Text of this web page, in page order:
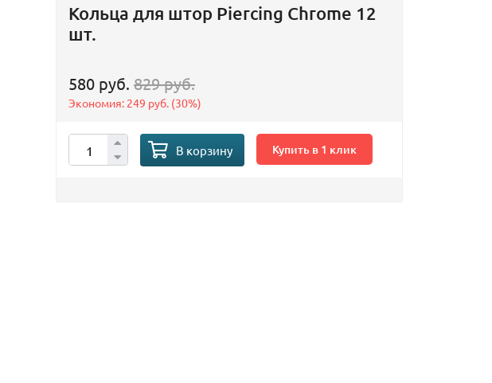
Кольца для штор Piercing Chrome 12
шт.
580 руб. 829 руб.
Экономия: 249 руб. (30%)
В корзину Купить в 1 клик